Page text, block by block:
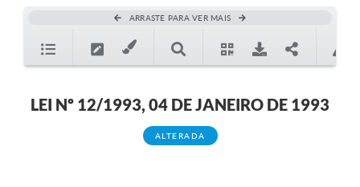
Acesso a Informação
Contato
REQUERIMENTO DE RESTITUIÇÃO DA TAXA DE INSCRIÇÃO
ARRASTE PARA VER MAIS
LEI Nº 12/1993, 04 DE JANEIRO DE 1993
ALTERADA